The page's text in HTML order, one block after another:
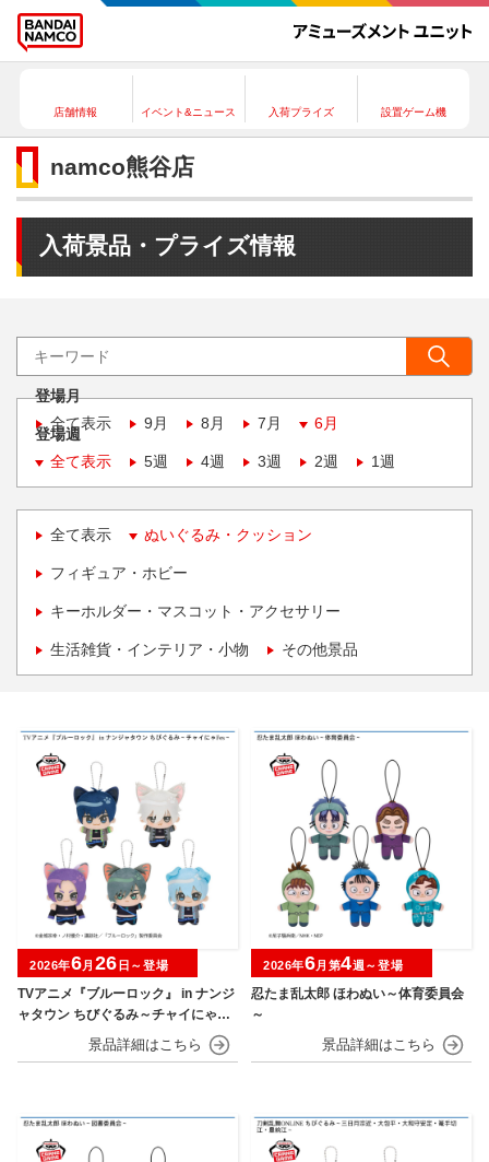
店舗情報 イベント&ニュース 入荷プライズ 設置ゲーム機
namco熊谷店
入荷景品・プライズ情報
登場月
全て表示
9月 8月 7月 6月
登場週
全て表示
5週 4週 3週 2週 1週
全て表示 ぬいぐるみ・クッション
フィギュア・ホビー
キーホルダー・マスコット・アクセサリー
生活雑貨・インテリア・小物 その他景品
TVアニメ『ブルーロック』 in ナンジ
ャタウン ちびぐるみ～チャイにゃFe
2026年6月 26 日～登場
忍たま乱太郎 ほわぬい～体育委員会
～
2026年6月第4週～登場